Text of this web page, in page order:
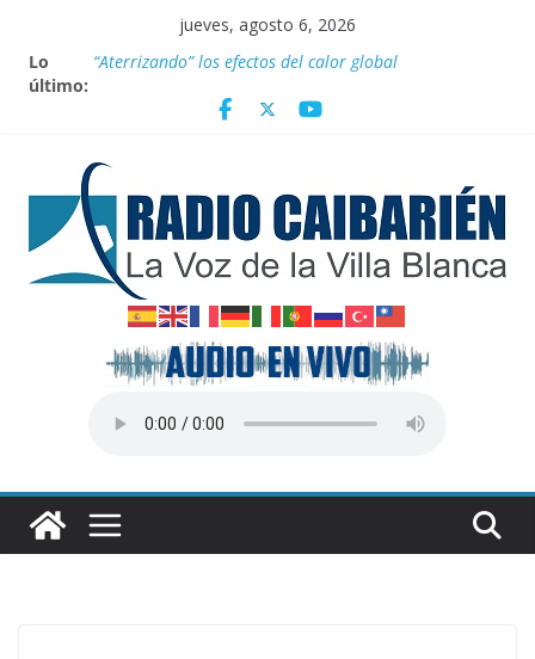
contenido
jueves, agosto 6, 2026
Lo
último:
“Aterrizando” los efectos del calor global
comercio
vehículos e impulsar la movilidad eléctrica en Cuba
En Villa Clara, brigada de solidaridad con Cuba “Juan
Rius Rivera”